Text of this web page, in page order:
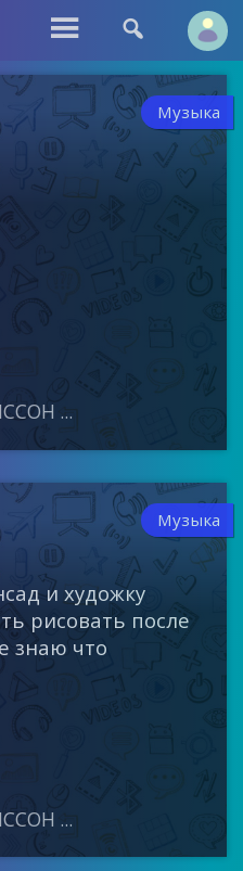
 
Музыка
...
Музыка
и художку
рисовать после
знаю что
...